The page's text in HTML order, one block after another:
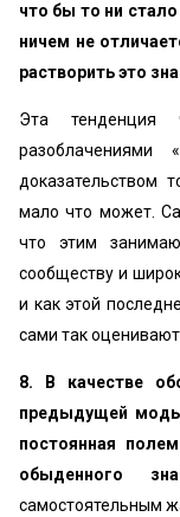
что бы то ни
ничем не
растворить это
Эта тенденция
разоблачениями
доказательством
мало что может.
что этим
сообществу и
и как этой
сами так
8. В качестве
предыдущей
постоянная
обыденного
самостоятельным